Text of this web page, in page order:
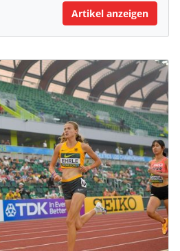
Artikel anzeigen